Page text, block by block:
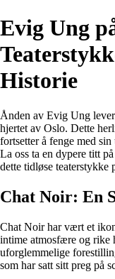
Evig Ung
Historie
Ånden av Evig Ung
hjertet av Oslo. Dette
fortsetter å fenge med
La oss ta en dypere titt
dette tidløse teaterstykke
Chat Noir: En
Chat Noir har vært et
intime atmosfære og rike
uforglemmelige
som har satt sitt preg på